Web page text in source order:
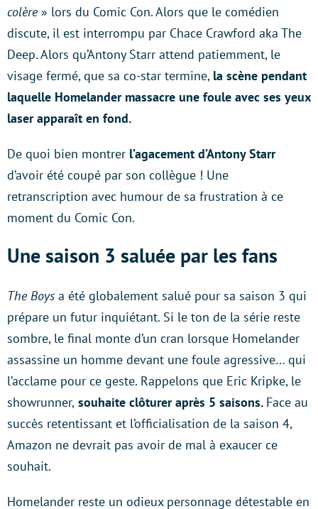
colère » lors du Comic Con. Alors que le comédien
discute, il est interrompu par Chace Crawford aka The
Deep. Alors qu’Antony Starr attend patiemment, le
visage fermé, que sa co-star termine, la scène pendant
laquelle Homelander massacre une foule avec ses yeux
laser apparaît en fond.
De quoi bien montrer l’agacement d’Antony Starr
d’avoir été coupé par son collègue ! Une
retranscription avec humour de sa frustration à ce
moment du Comic Con.
Une saison 3 saluée par les fans
The Boys a été globalement salué pour sa saison 3 qui
prépare un futur inquiétant. Si le ton de la série reste
sombre, le final monte d’un cran lorsque Homelander
assassine un homme devant une foule agressive… qui
l’acclame pour ce geste. Rappelons que Eric Kripke, le
showrunner, souhaite clôturer après 5 saisons. Face au
succès retentissant et l’officialisation de la saison 4,
Amazon ne devrait pas avoir de mal à exaucer ce
souhait.
Homelander reste un odieux personnage détestable en